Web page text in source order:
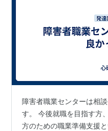
障害者職業センターは相
す。 今後就職を目指す方
方のための職業準備支援